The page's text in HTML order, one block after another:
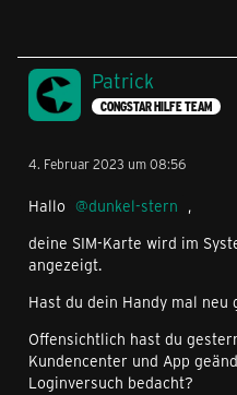
Patrick
CONGSTAR HILFE TEAM
4. Februar 2023 um 08:56
Hallo dunkel-stern ,
deine SIM-Karte wird im
angezeigt.
Hast du dein Handy mal neu
Offensichtlich hast du
Kundencenter und App
Loginversuch bedacht?